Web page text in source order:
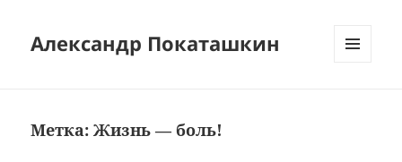
Александр Покаташкин
Метка:Жизнь — боль!